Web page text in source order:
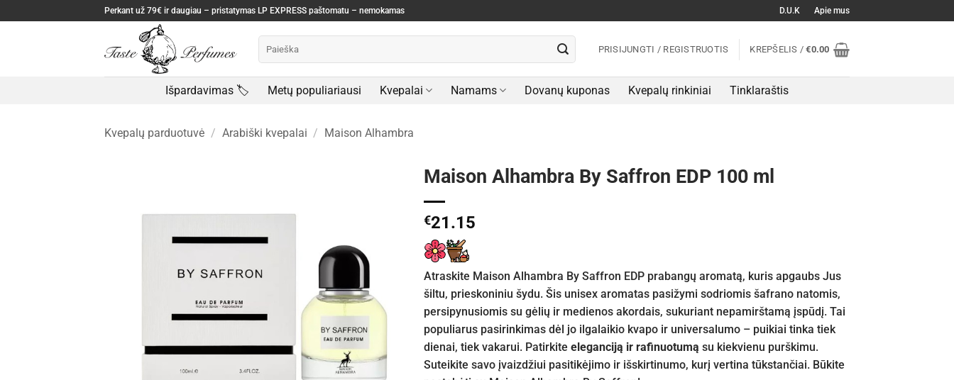
to
Perkant už 79€ ir daugiau – pristatymas LP EXPRESS paštomatu – nemokamas D.U.K Apie mus
PRISIJUNGTI / REGISTRUOTIS KREPŠELIS /€0.00
Išpardavimas 🏷️ Metų populiariausi Kvepalai Namams Dovanų kuponas Kvepalų rinkiniai Tinklaraštis
Kvepalų parduotuvė / Arabiški kvepalai / Maison Alhambra
Maison Alhambra By Saffron EDP 100 ml
€21.15
Atraskite Maison Alhambra By Saffron EDP prabangų aromatą, kuris apgaubs Jus
šiltu, prieskoniniu šydu. Šis unisex aromatas pasižymi sodriomis šafrano natomis,
persipynusiomis su gėlių ir medienos akordais, sukuriant nepamirštamą įspūdį. Tai
populiarus pasirinkimas dėl jo ilgalaikio kvapo ir universalumo – puikiai tinka tiek
dienai, tiek vakarui. Patirkite eleganciją ir rafinuotumą su kiekvienu purškimu.
Suteikite savo įvaizdžiui pasitikėjimo ir išskirtinumo, kurį vertina tūkstančiai. Būkite